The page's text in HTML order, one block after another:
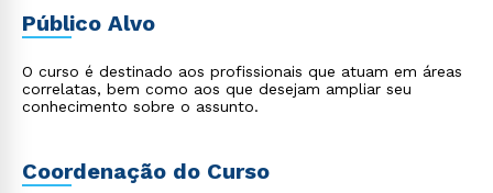
Público Alvo
O curso é destinado aos profissionais que atuam em áreas
correlatas, bem como aos que desejam ampliar seu
conhecimento sobre o assunto.
Coordenação do Curso